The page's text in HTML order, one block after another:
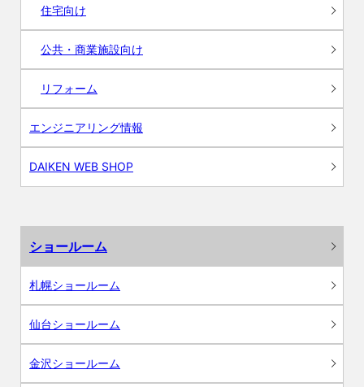
住宅向け
公共・商業施設向け
リフォーム
エンジニアリング情報
DAIKEN WEB SHOP
ショールーム
札幌ショールーム
仙台ショールーム
金沢ショールーム